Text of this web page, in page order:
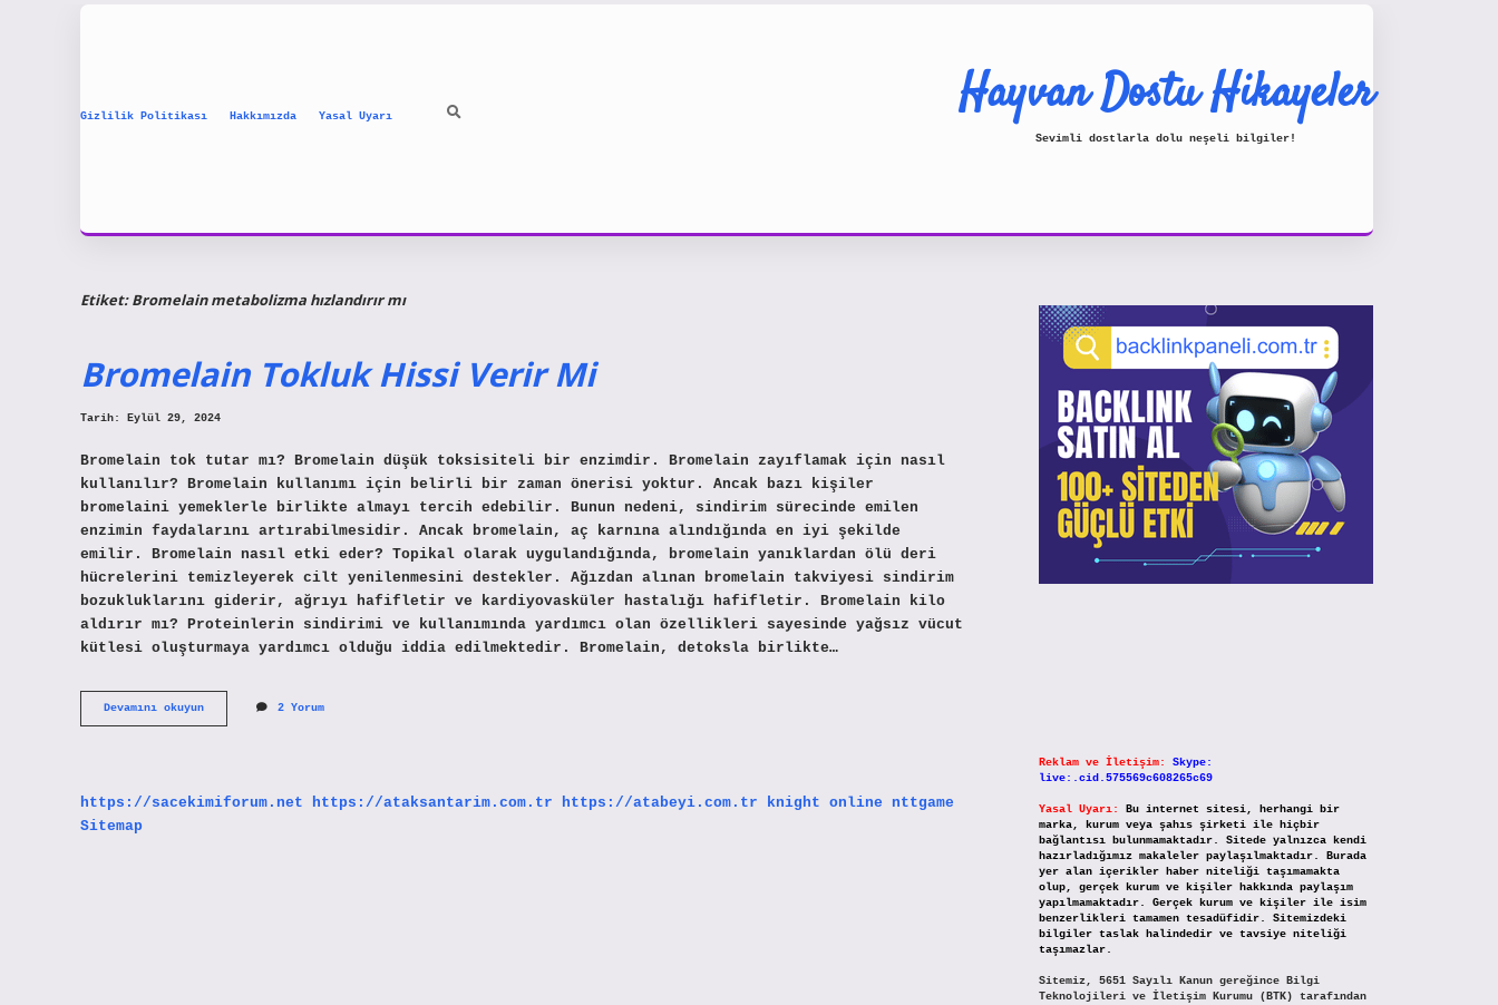
Gizlilik Politikası Hakkımızda Yasal Uyarı Hayvan Dostu Hikayeler
Sevimli dostlarla dolu neşeli bilgiler!
Etiket:Bromelain metabolizma hızlandırır mı
Bromelain Tokluk Hissi Verir Mi
Tarih: Eylül 29, 2024
Bromelain tok tutar mı? Bromelain düşük toksisiteli bir enzimdir. Bromelain zayıflamak için nasıl
kullanılır? Bromelain kullanımı için belirli bir zaman önerisi yoktur. Ancak bazı kişiler
bromelaini yemeklerle birlikte almayı tercih edebilir. Bunun nedeni, sindirim sürecinde emilen
enzimin faydalarını artırabilmesidir. Ancak bromelain, aç karnına alındığında en iyi şekilde
emilir. Bromelain nasıl etki eder? Topikal olarak uygulandığında, bromelain yanıklardan ölü deri
hücrelerini temizleyerek cilt yenilenmesini destekler. Ağızdan alınan bromelain takviyesi sindirim
bozukluklarını giderir, ağrıyı hafifletir ve kardiyovasküler hastalığı hafifletir. Bromelain kilo
aldırır mı? Proteinlerin sindirimi ve kullanımında yardımcı olan özellikleri sayesinde yağsız vücut
kütlesi oluşturmaya yardımcı olduğu iddia edilmektedir. Bromelain, detoksla birlikte…
Devamını okuyunBromelain
Tokluk
2 Yorum
https://sacekimiforum.net https://ataksantarim.com.tr https://atabeyi.com.tr knight online nttgame
Sitemap
Reklam ve İletişim:
Skype:
live:.cid.575569c608265c69
Yasal Uyarı:
Bu internet sitesi, herhangi bir
marka, kurum veya şahıs şirketi ile hiçbir
bağlantısı bulunmamaktadır. Sitede yalnızca kendi
hazırladığımız makaleler paylaşılmaktadır. Burada
yer alan içerikler haber niteliği taşımamakta
olup, gerçek kurum ve kişiler hakkında paylaşım
yapılmamaktadır. Gerçek kurum ve kişiler ile isim
benzerlikleri tamamen tesadüfidir. Sitemizdeki
bilgiler taslak halindedir ve tavsiye niteliği
taşımazlar.
Sitemiz, 5651 Sayılı Kanun gereğince Bilgi
Teknolojileri ve İletişim Kurumu (BTK) tarafından